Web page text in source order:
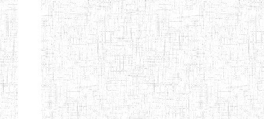
Etablissements
d'enseignement
secondaire
technique